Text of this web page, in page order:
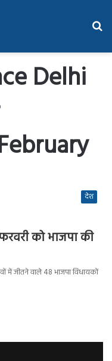
Delhi
देश
को भाजपा की
में जीतने वाले 48 भाजपा विधायकों